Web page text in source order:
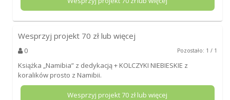
Wesprzyj projekt 70 zł lub więcej
0 Pozostało: 1 / 1
Książka „Namibia” z dedykacją + KOLCZYKI NIEBIESKIE z
koralików prosto z Namibii.
Wesprzyj projekt70 zł lub więcej